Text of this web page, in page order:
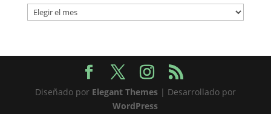
Archivos
Diseñado por Elegant Themes| Desarrollado por
WordPress